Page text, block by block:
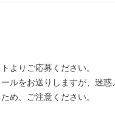
よりご応募ください。
ルをお送りしますが、迷惑
め、ご注意ください。